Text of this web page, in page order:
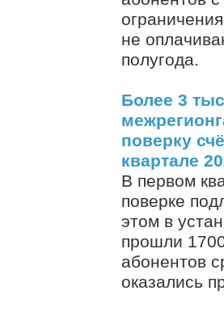
не
полугода.
Более 3
поверку
квартале
В первом
поверке
этом в
прошли
абонентов
оказались